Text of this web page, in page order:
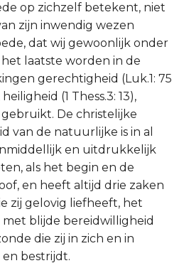
op zichzelf betekent, niet
zijn inwendig wezen
dat wij gewoonlijk onder
laatste worden in de
gerechtigheid (Luk.1: 75
(1 Thess.3: 13),
gebruikt. De christelijke
van de natuurlijke is in al
en uitdrukkelijk
als het begin en de
en heeft altijd drie zaken
zij gelovig liefheeft, het
blijde bereidwilligheid
die zij in zich en in
bestrijdt.